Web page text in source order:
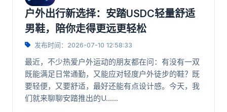
户外出行新选择：安踏USDC轻量舒适
男鞋，陪你走得更远更轻松
发布时间：2026-07-10 12:58:33
最近，不少热爱户外运动的朋友都在问：有没有一双
既能满足日常通勤，又能应对轻度户外徒步的鞋？既
要轻便，又要舒适，最好还能有点设计感。今天，我
们就来聊聊安踏推出的U……